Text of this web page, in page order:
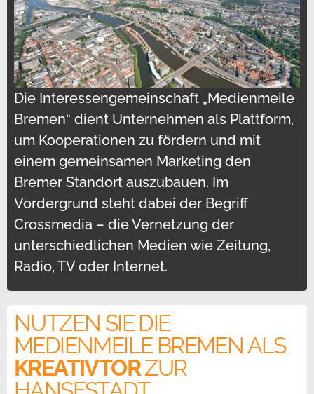
Die Interessengemeinschaft „Medienmeile
Bremen“ dient Unternehmen als Plattform,
um Kooperationen zu fördern und mit
einem gemeinsamen Marketing den
Bremer Standort auszubauen. Im
Vordergrund steht dabei der Begriff
Crossmedia – die Vernetzung der
unterschiedlichen Medien wie Zeitung,
Radio, TV oder Internet.
NUTZEN SIE DIE
MEDIENMEILE BREMEN ALS
KREATIVTORZUR